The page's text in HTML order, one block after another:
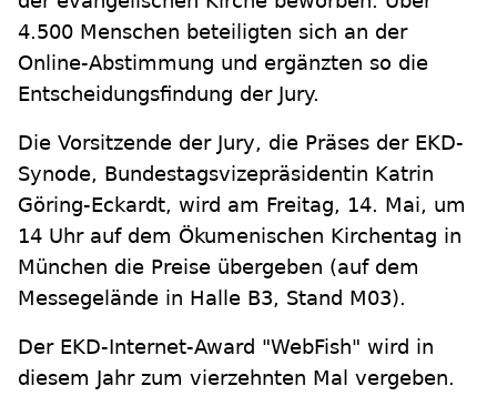
4.500 Menschen beteiligten sich an der
Online-Abstimmung und ergänzten so die
Entscheidungsfindung der Jury.
Die Vorsitzende der Jury, die Präses der EKD-
Synode, Bundestagsvizepräsidentin Katrin
Göring-Eckardt, wird am Freitag, 14. Mai, um
14 Uhr auf dem Ökumenischen Kirchentag in
München die Preise übergeben (auf dem
Messegelände in Halle B3, Stand M03).
Der EKD-Internet-Award "WebFish" wird in
diesem Jahr zum vierzehnten Mal vergeben.